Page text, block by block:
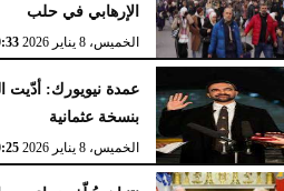
الإرهابي في حلب
الخميس، 8 يناير 2026
عمدة نيويورك: أدّيت
بنسخة عثمانية
الخميس، 8 يناير 2026